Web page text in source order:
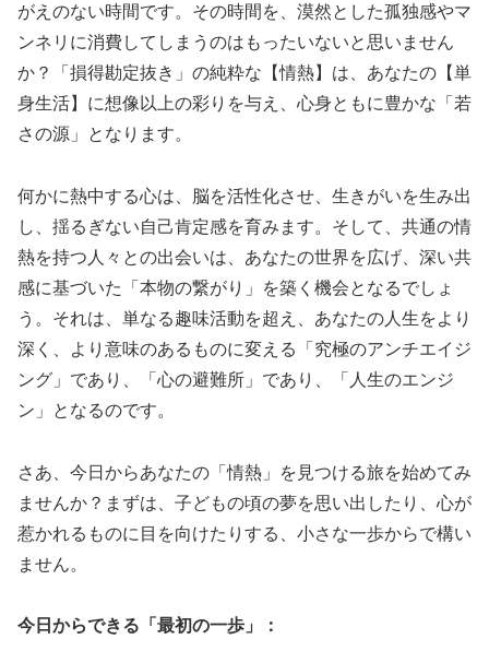
がえのない時間です。その時間を、漠然とした孤独感やマ
ンネリに消費してしまうのはもったいないと思いません
か？「損得勘定抜き」の純粋な【情熱】は、あなたの【単
身生活】に想像以上の彩りを与え、心身ともに豊かな「若
さの源」となります。
何かに熱中する心は、脳を活性化させ、生きがいを生み出
し、揺るぎない自己肯定感を育みます。そして、共通の情
熱を持つ人々との出会いは、あなたの世界を広げ、深い共
感に基づいた「本物の繋がり」を築く機会となるでしょ
う。それは、単なる趣味活動を超え、あなたの人生をより
深く、より意味のあるものに変える「究極のアンチエイジ
ング」であり、「心の避難所」であり、「人生のエンジ
ン」となるのです。
さあ、今日からあなたの「情熱」を見つける旅を始めてみ
ませんか？まずは、子どもの頃の夢を思い出したり、心が
惹かれるものに目を向けたりする、小さな一歩からで構い
ません。
今日からできる「最初の一歩」：